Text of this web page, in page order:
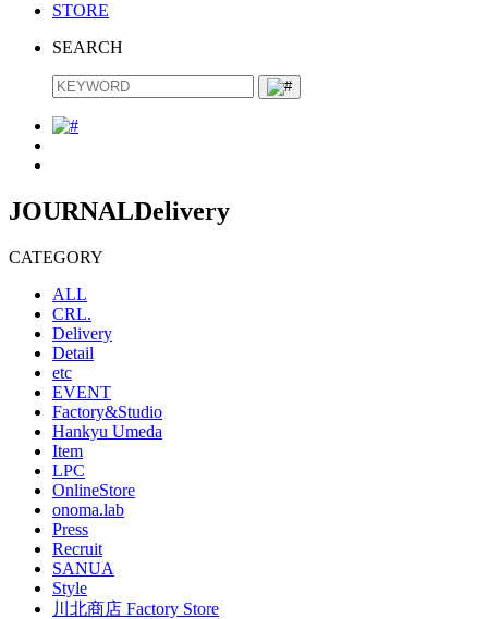
STORE
SEARCH
JOURNALDelivery
CATEGORY
ALL
CRL.
Delivery
Detail
etc
EVENT
Factory&Studio
Hankyu Umeda
Item
LPC
OnlineStore
onoma.lab
Press
Recruit
SANUA
Style
川北商店 Factory Store